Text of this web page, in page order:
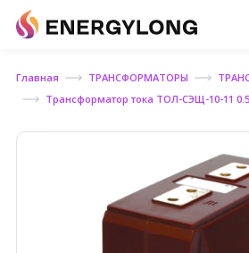
Главная ТРАНСФОРМАТОРЫ
Трансформатор тока ТОЛ-СЭЩ-10-11